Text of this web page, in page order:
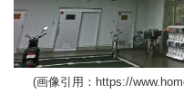
(画像引用：https://